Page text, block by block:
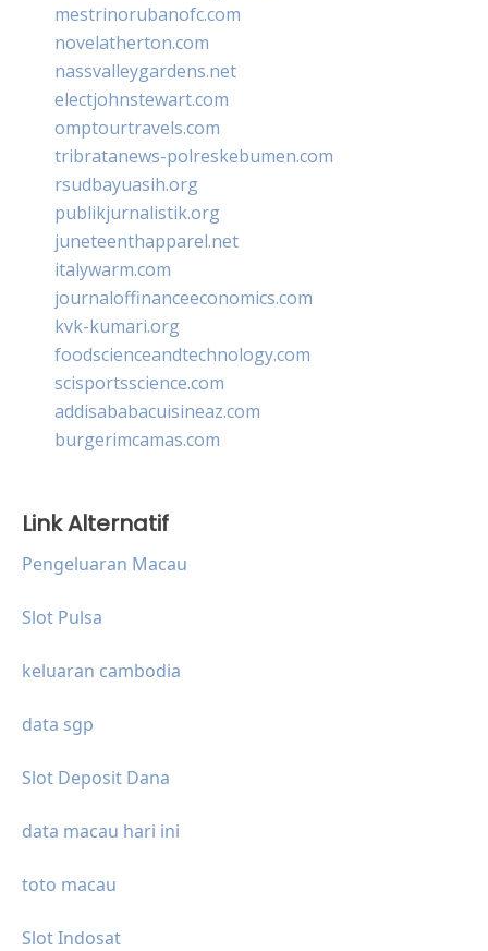
mestrinorubanofc.com
novelatherton.com
nassvalleygardens.net
electjohnstewart.com
omptourtravels.com
tribratanews-polreskebumen.com
rsudbayuasih.org
publikjurnalistik.org
juneteenthapparel.net
italywarm.com
journaloffinanceeconomics.com
kvk-kumari.org
foodscienceandtechnology.com
scisportsscience.com
addisababacuisineaz.com
burgerimcamas.com
Link Alternatif
Pengeluaran Macau
Slot Pulsa
keluaran cambodia
data sgp
Slot Deposit Dana
data macau hari ini
toto macau
Slot Indosat